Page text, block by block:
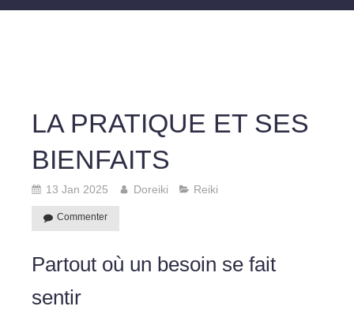
LA PRATIQUE ET SES
BIENFAITS
13 Jan 2025 Doreiki Reiki
Commenter
Partout où un besoin se fait
sentir